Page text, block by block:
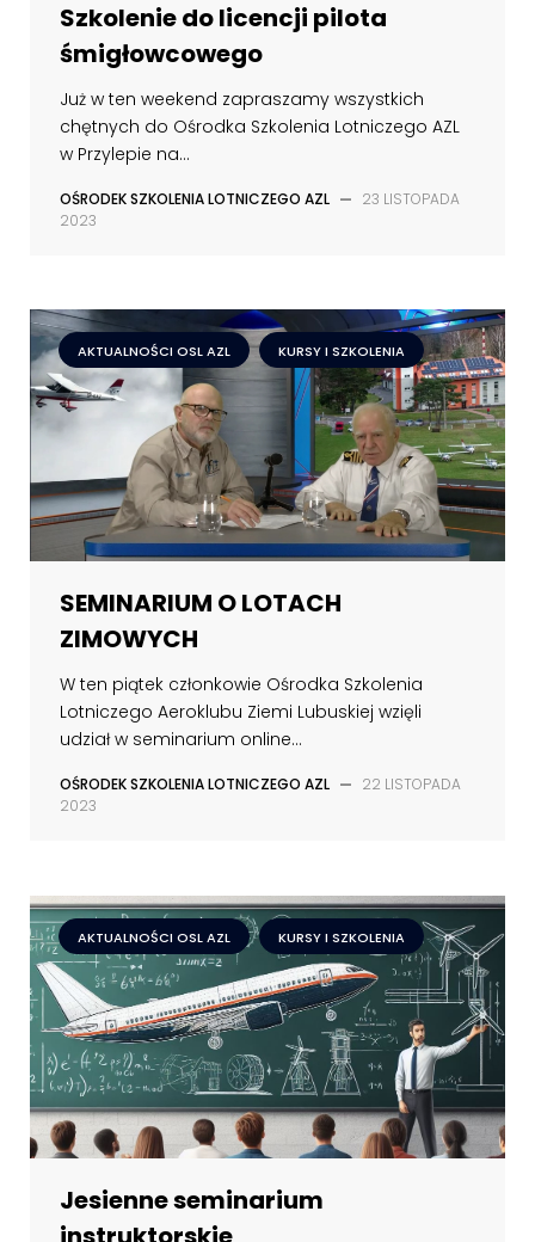
Szkolenie do licencji pilota
śmigłowcowego
Już w ten weekend zapraszamy wszystkich
chętnych do Ośrodka Szkolenia Lotniczego AZL
w Przylepie na...
OŚRODEK SZKOLENIA LOTNICZEGO AZL — 23 LISTOPADA
2023
AKTUALNOŚCI OSL AZL KURSY I SZKOLENIA
SEMINARIUM O LOTACH
ZIMOWYCH
W ten piątek członkowie Ośrodka Szkolenia
Lotniczego Aeroklubu Ziemi Lubuskiej wzięli
udział w seminarium online...
OŚRODEK SZKOLENIA LOTNICZEGO AZL — 22 LISTOPADA
2023
AKTUALNOŚCI OSL AZL KURSY I SZKOLENIA
Jesienne seminarium